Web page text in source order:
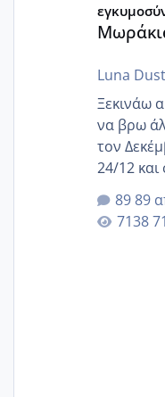
Luna Dust
Ξεκινάω
να βρω
τον
24/12 και
της
άγχος και
περνάνε
89